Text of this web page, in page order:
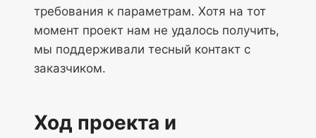
требования к параметрам. Хотя на тот
момент проект нам не удалось получить,
мы поддерживали тесный контакт с
заказчиком.
Ход проекта и